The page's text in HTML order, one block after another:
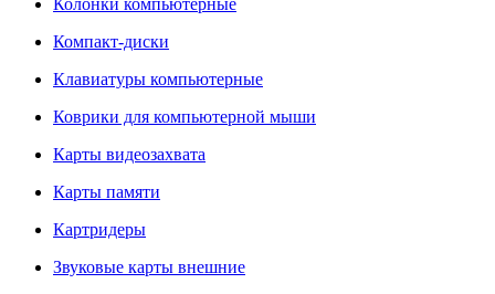
Колонки компьютерные
Компакт-диски
Клавиатуры компьютерные
Коврики для компьютерной мыши
Карты видеозахвата
Карты памяти
Картридеры
Звуковые карты внешние